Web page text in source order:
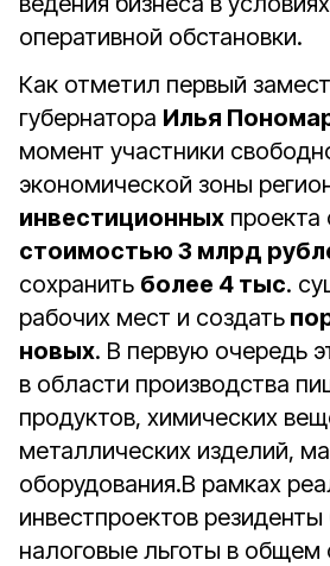
оперативной обстановки.
Как отметил первый
губернатора Илья
момент участники
экономической зоны
инвестиционных
стоимостью 3 млрд
сохранить более 4 тыс.
рабочих мест и создать
новых. В первую очередь
в области производства
продуктов, химических
металлических изделий,
оборудования.В рамках
инвестпроектов
налоговые льготы в общем